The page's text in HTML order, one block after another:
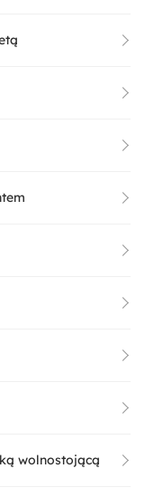
wolnostojącą